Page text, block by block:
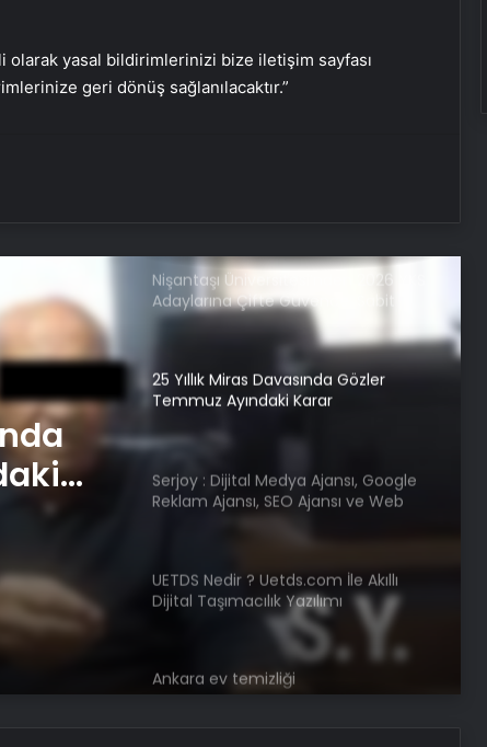
olarak yasal bildirimlerinizi bize iletişim sayfası
geri dönüş sağlanılacaktır.”
Samsun’da yedikleri tavuk zehirledii!
Rahatsızlanan işçilerin sayısı 213’e
25 Yıllık Miras Davasında Gözler
Temmuz Ayındaki Karar
Duruşmasına Çevrildi
Serjoy : Dijital Medya Ajansı, Google
Reklam Ajansı, SEO Ajansı ve Web
UETDS Nedir ? Uetds.com İle Akıllı
Dijital Taşımacılık Yazılımı
Ankara ev temizliği